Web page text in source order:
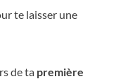
te laisser une
de ta première